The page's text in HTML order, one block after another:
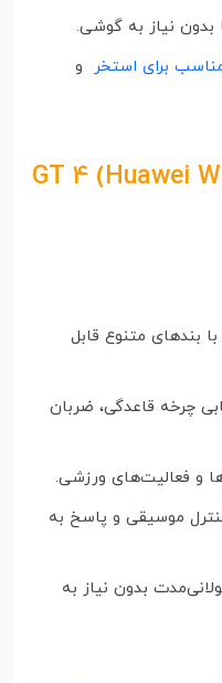
برای استخر و
بندهای متنوع قابل
چرخه قاعدگی، ضربان
موسیقی و پاسخ به
طولانی‌مدت بدون نیاز به